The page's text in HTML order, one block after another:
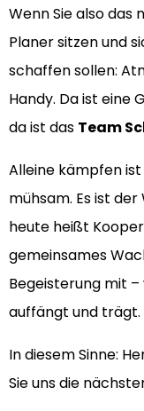
Wenn Sie also das
Planer sitzen und
schaffen sollen:
Handy. Da ist eine
da ist das Team
Alleine kämpfen
mühsam. Es ist
heute heißt
gemeinsames
Begeisterung mit –
auffängt und trägt.
In diesem Sinne:
Sie uns die